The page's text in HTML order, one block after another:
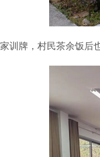
牌，村民茶余饭后